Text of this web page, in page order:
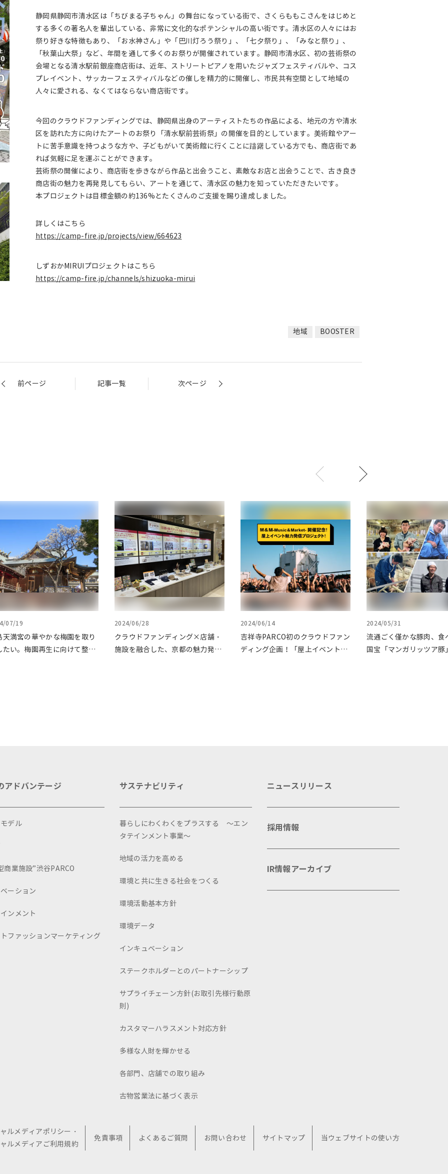
静岡県静岡市清水区は「ちびまる子ちゃん」の舞台になっている街で、さくらももこさんをはじめと
する多くの著名人を輩出している、非常に文化的なポテンシャルの高い街です。清水区の人々にはお
祭り好きな特徴もあり、「お水神さん」や「巴川灯ろう祭り」、「七夕祭り」、「みなと祭り」、
「秋葉山大祭」など、年間を通して多くのお祭りが開催されています。静岡市清水区、初の芸術祭の
会場となる清水駅前銀座商店街は、近年、ストリートピアノを用いたジャズフェスティバルや、コス
プレイベント、サッカーフェスティバルなどの催しを精力的に開催し、市民共有空間として地域の
人々に愛される、なくてはならない商店街です。
今回のクラウドファンディングでは、静岡県出身のアーティストたちの作品による、地元の方や清水
区を訪れた方に向けたアートのお祭り「清水駅前芸術祭」の開催を目的としています。美術館やアー
トに苦手意識を持つような方や、子どもがいて美術館に行くことに躊躇している方でも、商店街であ
れば気軽に足を運ぶことができます。
芸術祭の開催により、商店街を歩きながら作品と出会うこと、素敵なお店と出会うことで、古き良き
商店街の魅力を再発見してもらい、アートを通じて、清水区の魅力を知っていただきたいです。
本プロジェクトは目標金額の約136%とたくさんのご支援を賜り達成しました。
詳しくはこちら
https://camp-fire.jp/projects/view/664623
しずおかMIRUIプロジェクトはこちら
https://camp-fire.jp/channels/shizuoka-mirui
地域 BOOSTER
前ページ 記事一覧 次ページ
07/19
天満宮の華やかな梅園を取り
たい。梅園再生に向けて整備
2024/06/28
クラウドファンディング×店舗・
施設を融合した、京都の魅力発信
2024/06/14
吉祥寺PARCO初のクラウドファン
ディング企画！「屋上イベント魅
2024/05/31
流通ごく僅かな豚肉、食
国宝「マンガリッツア豚
アドバンテージ
デル
商業施設”渋谷PARCO
ーション
ンメント
ファッションマーケティング
サステナビリティ
暮らしにわくわくをプラスする ～エン
タテインメント事業～
地域の活力を高める
環境と共に生きる社会をつくる
環境活動基本方針
環境データ
インキュベーション
ステークホルダーとのパートナーシップ
サプライチェーン方針(お取引先様行動原
則)
カスタマーハラスメント対応方針
多様な人財を輝かせる
各部門、店舗での取り組み
古物営業法に基づく表示
ニュースリリース
採用情報
IR情報アーカイブ
ルメディアポリシー・
ルメディアご利用規約
免責事項 よくあるご質問 お問い合わせ サイトマップ 当ウェブサイトの使い方